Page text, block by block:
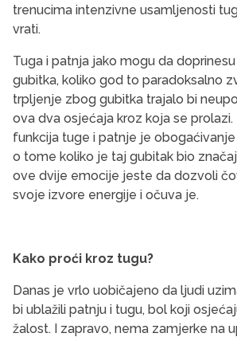
trenucima intenzivne usamljenosti
vrati.
Tuga i patnja jako mogu da
gubitka, koliko god to paradoksalno
trpljenje zbog gubitka trajalo bi
ova dva osjećaja kroz koja se prolazi.
funkcija tuge i patnje je
o tome koliko je taj gubitak bio
ove dvije emocije jeste da dozvoli
svoje izvore energije i očuva je.
Kako proći kroz tugu?
Danas je vrlo uobičajeno da ljudi
bi ublažili patnju i tugu, bol koji
žalost. I zapravo, nema zamjerke na